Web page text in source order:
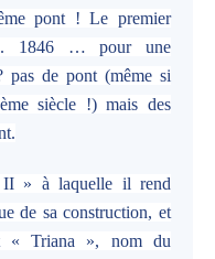
pont ! Le premier
1846 … pour une
de pont (même si
siècle !) mais des
» à laquelle il rend
de sa construction, et
« Triana », nom du